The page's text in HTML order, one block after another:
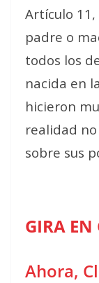
Artículo
padre o
todos los
nacida en
hicieron
realidad
sobre sus
GIRA EN
Ahora,